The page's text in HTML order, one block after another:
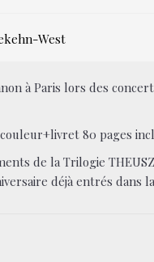
West
à Paris lors des
80 pages
de la Trilogie
déjà entrés dans